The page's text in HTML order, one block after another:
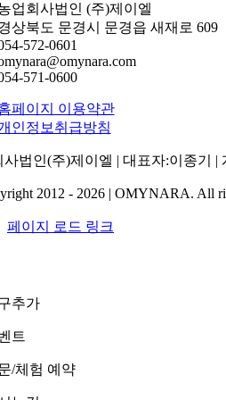
업회사법인 (주)제이엘
상북도 문경시 문경읍 새재로 609
572-0601
571-0600
페이지 이용약관
인정보취급방침
법인(주)제이엘 | 대표자:이종기 |
2012 - 2026 | OMYNARA. All
페이지 로드 링크
추가
트
/체험 예약